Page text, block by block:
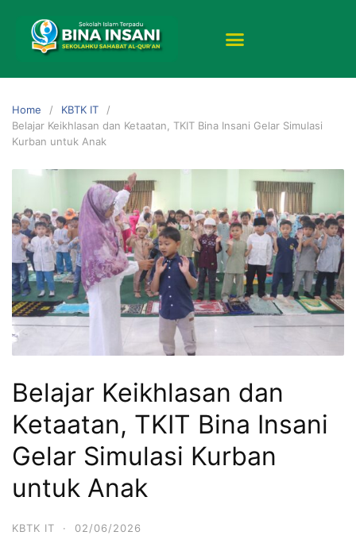
Home
KBTK IT
Belajar Keikhlasan dan Ketaatan, TKIT Bina Insani Gelar Simulasi
Kurban untuk Anak
Belajar Keikhlasan dan
Ketaatan, TKIT Bina Insani
Gelar Simulasi Kurban
untuk Anak
KBTK IT · 02/06/2026